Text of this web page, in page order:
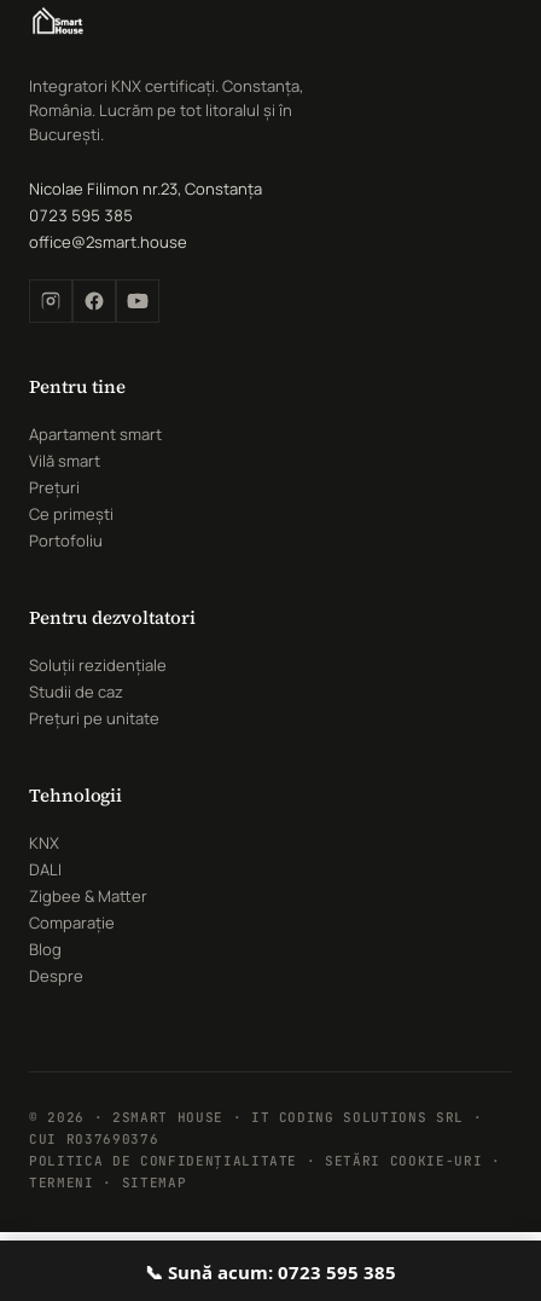
Integratori KNX certificați. Constanța,
România. Lucrăm pe tot litoralul și în
București.
Nicolae Filimon nr.23, Constanța
0723 595 385
office@2smart.house
Pentru tine
Apartament smart
Vilă smart
Prețuri
Ce primești
Portofoliu
Pentru dezvoltatori
Soluții rezidențiale
Studii de caz
Prețuri pe unitate
Tehnologii
KNX
DALI
Zigbee & Matter
Comparație
Blog
Despre
© 2026 · 2SMART HOUSE · IT CODING SOLUTIONS SRL ·
CUI RO37690376
POLITICA DE CONFIDENȚIALITATE
· SETĂRI COOKIE-URI ·
TERMENI · SITEMAP
📞 Sună acum: 0723 595 385